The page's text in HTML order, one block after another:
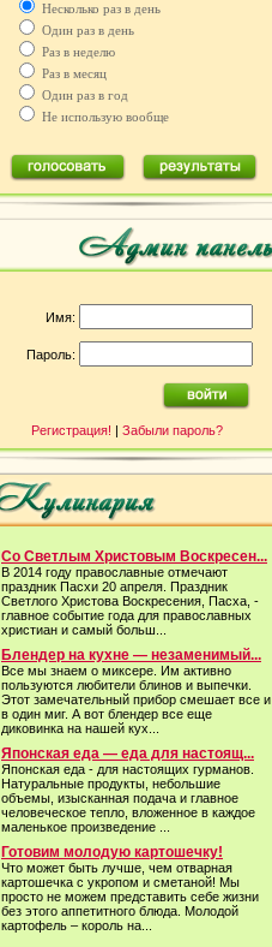
Несколько раз в день
Один раз в день
Раз в неделю
Раз в месяц
Один раз в год
Не использую вообще
Имя:
Пароль:
Регистрация! | Забыли пароль?
Со Светлым Христовым Воскресен...
В 2014 году православные отмечают
праздник Пасхи 20 апреля. Праздник
Светлого Христова Воскресения, Пасха, -
главное событие года для православных
христиан и самый больш...
Блендер на кухне — незаменимый...
Все мы знаем о миксере. Им активно
пользуются любители блинов и выпечки.
Этот замечательный прибор смешает все и
в один миг. А вот блендер все еще
диковинка на нашей кух...
Японская еда — еда для настоящ...
Японская еда - для настоящих гурманов.
Натуральные продукты, небольшие
объемы, изысканная подача и главное
человеческое тепло, вложенное в каждое
маленькое произведение ...
Готовим молодую картошечку!
Что может быть лучше, чем отварная
картошечка с укропом и сметаной! Мы
просто не можем представить себе жизни
без этого аппетитного блюда. Молодой
картофель – король на...